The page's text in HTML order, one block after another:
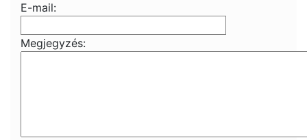
E-mail:
Megjegyzés: